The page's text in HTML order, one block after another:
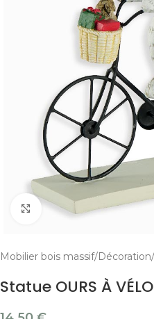
Cliquer pour agrandir
Mobilier bois massif Décoration
Statue OURS À VÉLO